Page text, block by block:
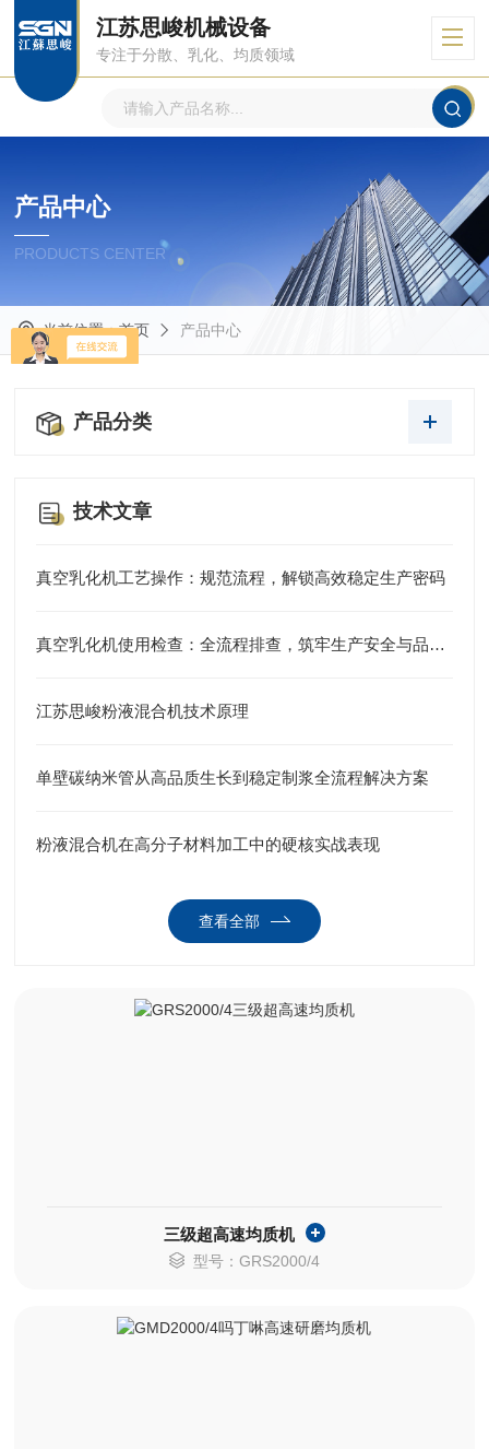
江苏思峻机械设备
专注于分散、乳化、均质领域
产品中心
PRODUCTS CENTER
当前位置：首页 产品中心
产品分类
技术文章
真空乳化机工艺操作：规范流程，解锁高效稳定生产密码
真空乳化机使用检查：全流程排查，筑牢生产安全与品质防线
江苏思峻粉液混合机技术原理
单壁碳纳米管从高品质生长到稳定制浆全流程解决方案
粉液混合机在高分子材料加工中的硬核实战表现
查看全部
三级超高速均质机
型号：GRS2000/4